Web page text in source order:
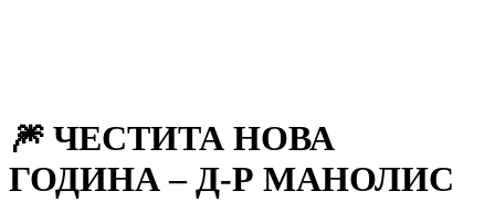
🎆 ЧЕСТИТА НОВА
ГОДИНА – Д-Р МАНОЛИС